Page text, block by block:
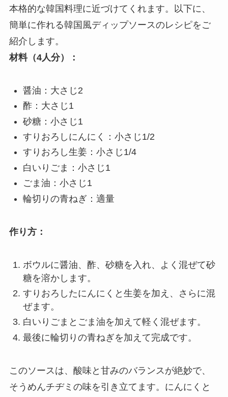
本格的な韓国料理に近づけてくれます。以下に、
簡単に作れる韓国風ディップソースのレシピをご
紹介します。
材料（4人分）：
醤油：大さじ2
酢：大さじ1
砂糖：小さじ1
すりおろしにんにく：小さじ1/2
すりおろし生姜：小さじ1/4
白いりごま：小さじ1
ごま油：小さじ1
輪切りの青ねぎ：適量
作り方：
ボウルに醤油、酢、砂糖を入れ、よく混ぜて砂
糖を溶かします。
すりおろしたにんにくと生姜を加え、さらに混
ぜます。
白いりごまとごま油を加えて軽く混ぜます。
最後に輪切りの青ねぎを加えて完成です。
このソースは、酸味と甘みのバランスが絶妙で、
そうめんチヂミの味を引き立てます。にんにくと